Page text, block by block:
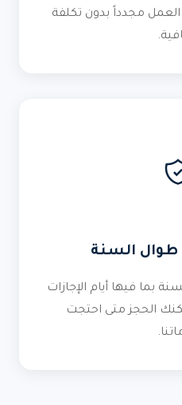
العمل مجدداً بدون تكلفة
طوال السنة
بما فيها أيام الإجازات
الحجز متى احتجت